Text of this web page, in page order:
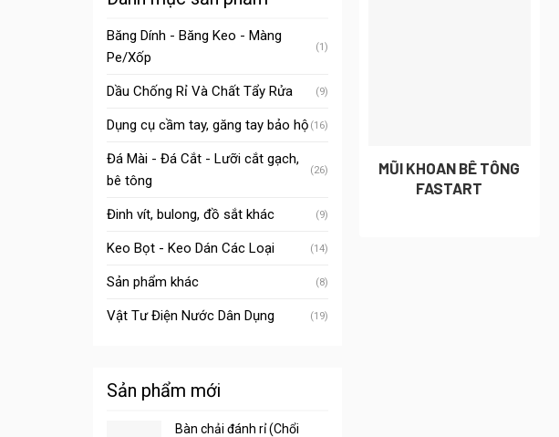
Băng Dính - Băng Keo - Màng
Pe/Xốp
(1)
Dầu Chống Rỉ Và Chất Tẩy Rửa (9)
Dụng cụ cầm tay, găng tay bảo hộ (16)
Đá Mài - Đá Cắt - Lưỡi cắt gạch,
bê tông
(26)
Đinh vít, bulong, đồ sắt khác (9)
Keo Bọt - Keo Dán Các Loại (14)
Sản phẩm khác (8)
Vật Tư Điện Nước Dân Dụng (19)
Sản phẩm mới
Bàn chải đánh rỉ (Chổi
MŨI KHOAN BÊ TÔNG
FASTART